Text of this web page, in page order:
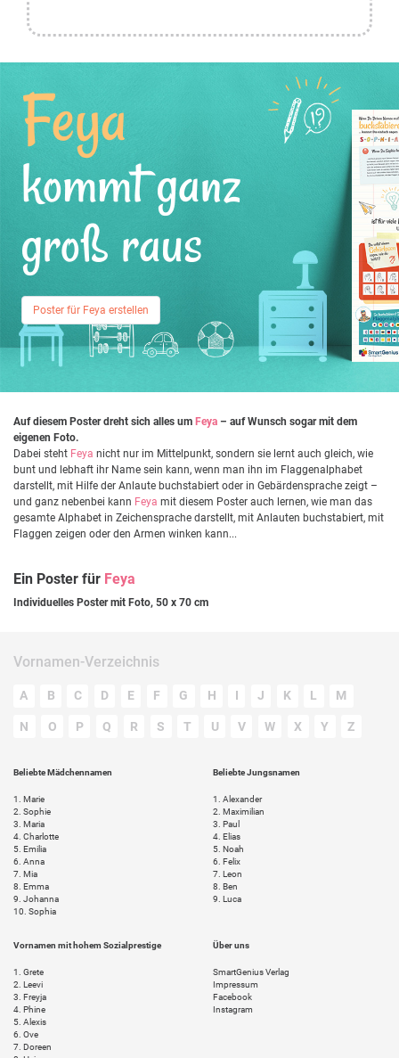
Feya
kommt ganz
groß raus
Poster für Feya erstellen
Auf diesem Poster dreht sich alles um Feya – auf Wunsch sogar mit dem
eigenen Foto.
Dabei steht Feya nicht nur im Mittelpunkt, sondern sie lernt auch gleich, wie
bunt und lebhaft ihr Name sein kann, wenn man ihn im Flaggenalphabet
darstellt, mit Hilfe der Anlaute buchstabiert oder in Gebärdensprache zeigt –
und ganz nebenbei kann Feya mit diesem Poster auch lernen, wie man das
gesamte Alphabet in Zeichensprache darstellt, mit Anlauten buchstabiert, mit
Flaggen zeigen oder den Armen winken kann...
Ein Poster für Feya
Individuelles Poster mit Foto, 50 x 70 cm
Vornamen-Verzeichnis
A B C D E F G H I J K L M
N O P Q R S T U V W X Y Z
Beliebte Mädchennamen
1.
Marie
2. Sophie
3. Maria
4. Charlotte
5. Emilia
6. Anna
7. Mia
8. Emma
9. Johanna
10. Sophia
Beliebte Jungsnamen
1.
Alexander
2. Maximilian
3. Paul
4. Elias
5. Noah
6. Felix
7. Leon
8. Ben
9. Luca
Vornamen mit hohem Sozialprestige
1.
Grete
2. Leevi
3. Freyja
4. Phine
5. Alexis
6. Ove
7. Doreen
Über uns
SmartGenius Verlag
Impressum
Facebook
Instagram